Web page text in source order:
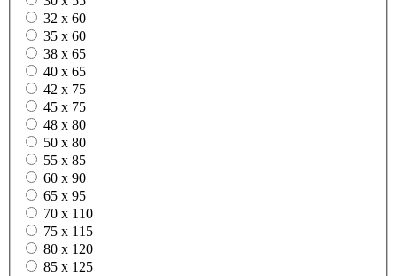
32 x 60
35 x 60
38 x 65
40 x 65
42 x 75
45 x 75
48 x 80
50 x 80
55 x 85
60 x 90
65 x 95
70 x 110
75 x 115
80 x 120
85 x 125